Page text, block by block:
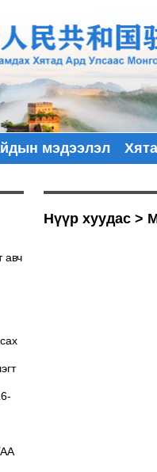
мэдээлэл
авч
Нүүр хуудас >